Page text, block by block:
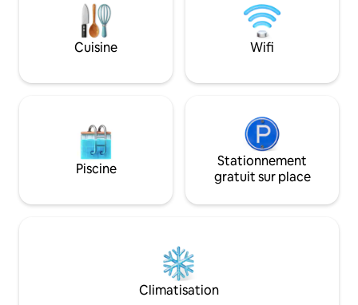
Poipu Beach and Koloa Town.. There are
of comfort,
adventure for
Cuisine Wifi
Piscine
Stationnement
gratuit sur place
Climatisation